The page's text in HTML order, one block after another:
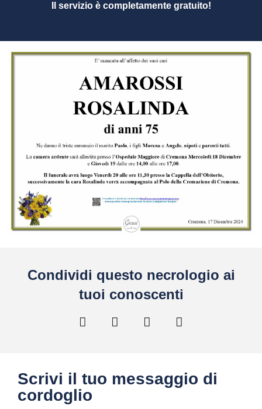
Il servizio è completamente gratuito!
Condividi questo necrologio ai
tuoi conoscenti
Scrivi il tuo messaggio di
cordoglio